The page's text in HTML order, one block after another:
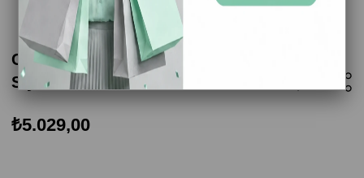
Crocs InMotion Pacer M Erkek Sneaker -
Siyah
₺5.029,00